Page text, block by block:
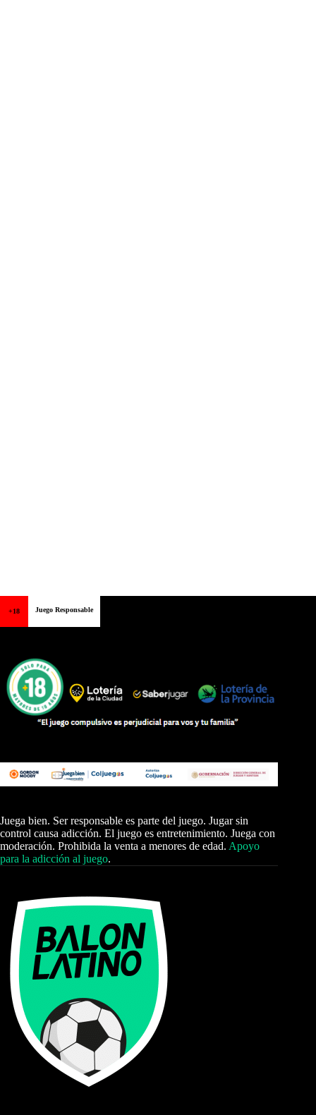
+18 Juego Responsable
Juega bien. Ser responsable es parte del juego. Jugar sin
control causa adicción. El juego es entretenimiento. Juega con
moderación. Prohibida la venta a menores de edad. Apoyo
para la adicción al juego.